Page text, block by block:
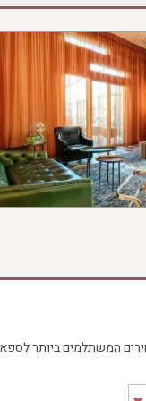
המשתלמים ביותר לספא,